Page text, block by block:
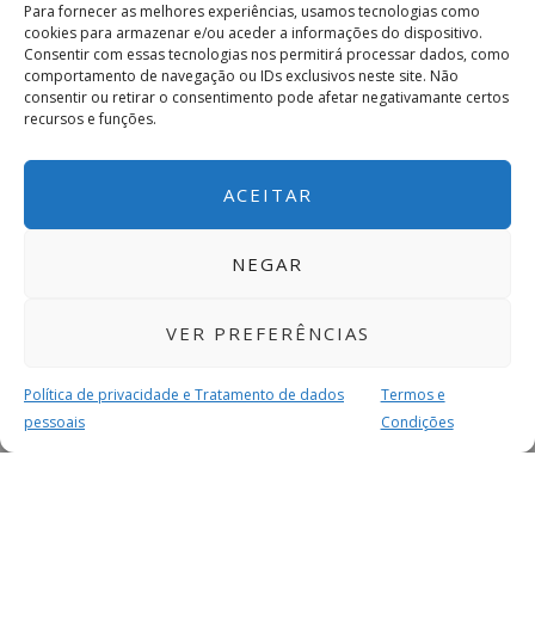
Para fornecer as melhores experiências, usamos tecnologias como
cookies para armazenar e/ou aceder a informações do dispositivo.
Consentir com essas tecnologias nos permitirá processar dados, como
comportamento de navegação ou IDs exclusivos neste site. Não
consentir ou retirar o consentimento pode afetar negativamante certos
recursos e funções.
ACEITAR
NEGAR
VER PREFERÊNCIAS
Política de privacidade e Tratamento de dados
pessoais
Termos e
Condições